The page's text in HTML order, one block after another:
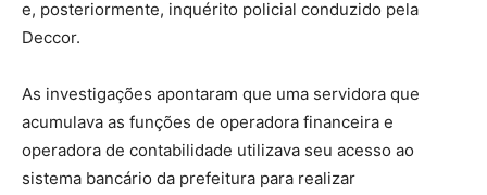
e, posteriormente, inquérito policial conduzido pela
Deccor.
As investigações apontaram que uma servidora que
acumulava as funções de operadora financeira e
operadora de contabilidade utilizava seu acesso ao
sistema bancário da prefeitura para realizar